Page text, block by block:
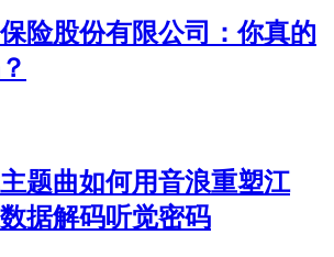
险股份有限公司：你真的
题曲如何用音浪重塑江
据解码听觉密码